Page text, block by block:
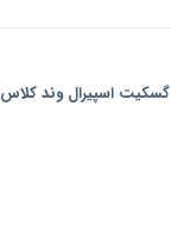
گسکیت اسپیرال وند کلاس ۳۰۰